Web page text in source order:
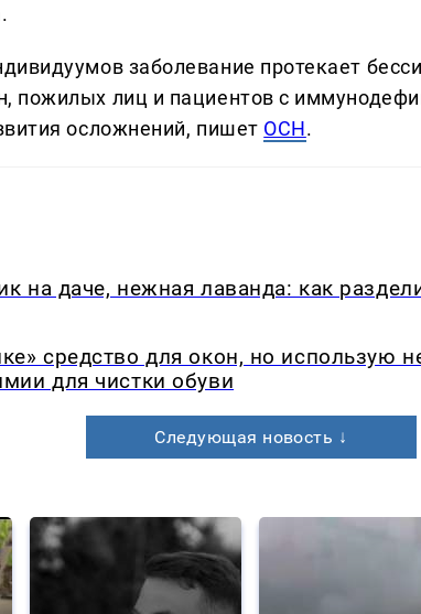
заболевание протекает
пожилых лиц и пациентов с
осложнений, пишет ОСН.
на даче, нежная лаванда: как
средство для окон, но использую
для чистки обуви
Следующая новость ↓